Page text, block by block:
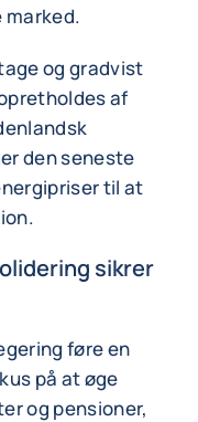
og gradvist
af
den seneste
til at
sikrer
føre en
på at øge
og pensioner,